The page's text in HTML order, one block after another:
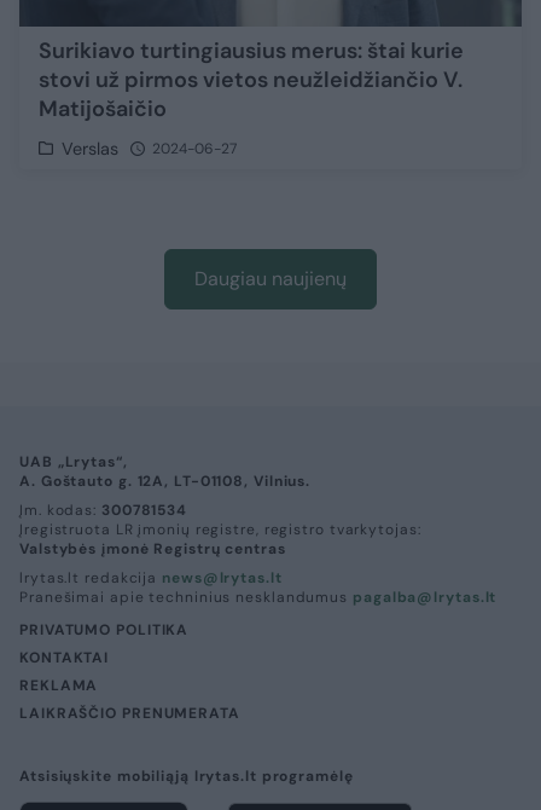
Surikiavo turtingiausius merus: štai kurie
stovi už pirmos vietos neužleidžiančio V.
Matijošaičio
Verslas 2024-06-27
Daugiau naujienų
UAB „Lrytas“,
A. Goštauto g. 12A, LT-01108, Vilnius.
Įm. kodas: 300781534
Įregistruota LR įmonių registre, registro tvarkytojas:
Valstybės įmonė Registrų centras
lrytas.lt redakcija news@lrytas.lt
Pranešimai apie techninius nesklandumus pagalba@lrytas.lt
PRIVATUMO POLITIKA
KONTAKTAI
REKLAMA
LAIKRAŠČIO PRENUMERATA
Atsisiųskite mobiliąją lrytas.lt programėlę